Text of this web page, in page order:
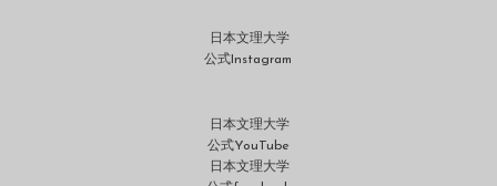
日本文理大学
公式Instagram
日本文理大学
公式YouTube
日本文理大学